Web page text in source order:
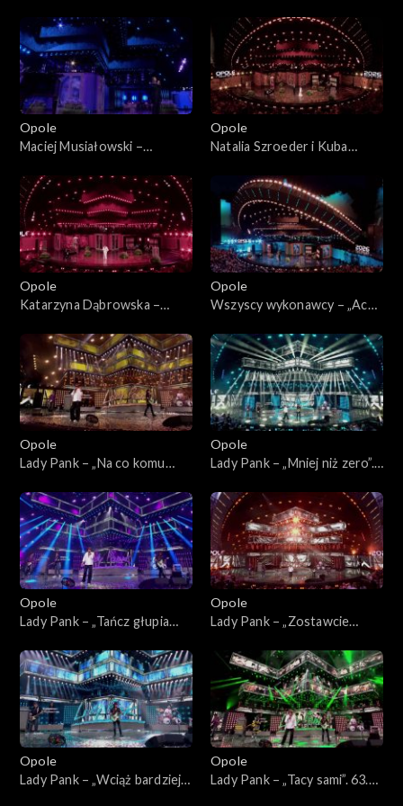
będzie...”. Koncert w hołdzie
Magdzie Umer i Agnieszce
Osieckiej
będzie...”. Koncert w hołdzie
Magdzie Umer i Agnieszce
Osieckiej
Opole
Maciej Musiałowski –
„Kiedy mnie już nie będzie...”.
Koncert w hołdzie Magdzie
Umer i Agnieszce Osieckiej
Opole
Natalia Szroeder i Kuba
płomieniach liści”. 63. KFPP:
„Kiedy mnie już nie będzie...”.
Koncert w hołdzie Magdzie
Umer i Agnieszce Osieckiej
Opole
Katarzyna Dąbrowska –
„Kiedy mnie już nie będzie...”.
Koncert w hołdzie Magdzie
Umer i Agnieszce Osieckiej
Opole
Wszyscy wykonawcy – „Ach
„Kiedy mnie już nie będzie...”.
Koncert w hołdzie Magdzie
Umer i Agnieszce Osieckiej
Opole
Lady Pank – „Na co komu
lecia zespołu Lady Pank
Opole
Lady Pank – „Mniej niż zero”.
zespołu Lady Pank
Opole
Lady Pank – „Tańcz głupia
45-lecia zespołu Lady Pank
Opole
Lady Pank – „Zostawcie
45-lecia zespołu Lady Pank
Opole
Lady Pank – „Wciąż bardziej
Opole
Lady Pank – „Tacy sami”. 63.